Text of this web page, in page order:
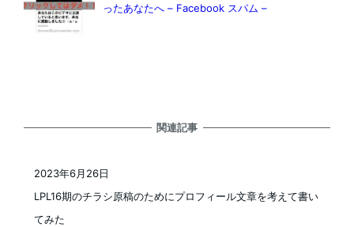
ったあなたへ – Facebook スパム –
関連記事
LPL16期のチラシ原稿のためにプロフィール文章を考えて書い
てみた
2023年6月26日